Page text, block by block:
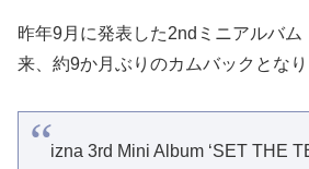
昨年9月に発表した2ndミニアルバム
来、約9か月ぶりのカムバックとなり
izna 3rd Mini Album ‘SET THE